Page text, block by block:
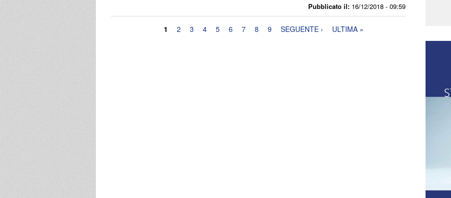
Pubblicato il: 16/12/2018 - 09:59
1 2 3 4 5 6 7 8 9 SEGUENTE › ULTIMA »